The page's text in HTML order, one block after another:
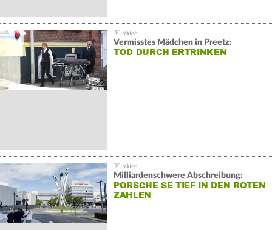
Vermisstes Mädchen in Preetz:
TOD DURCH ERTRINKEN
Milliardenschwere Abschreibung:
PORSCHE SE TIEF IN DEN ROTEN
ZAHLEN